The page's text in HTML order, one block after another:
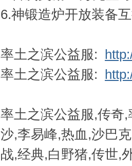
6.神锻造炉开放装备
率土之滨公益服:
率土之滨公益服:
率土之滨公益服,传奇
沙,李易峰,热血,沙巴
战,经典,白野猪,传世,